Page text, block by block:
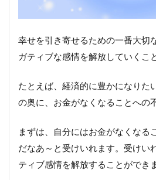
幸せを引き寄せるための一番大切
ガティブな感情を解放していくこ
たとえば、経済的に豊かになりた
の奥に、お金がなくなることへの
まずは、自分にはお金がなくなる
だなあ～と受けいれます。受けい
ティブ感情を解放することができ